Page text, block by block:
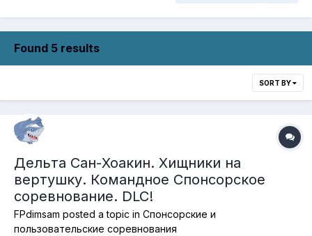
Found 5 results
SORT BY
Дельта Сан-Хоакин. Хищники на
вертушку. Командное Спонсорское
соревнование. DLC!
FPdimsam posted a topic in Спонсорские и
пользовательские соревнования